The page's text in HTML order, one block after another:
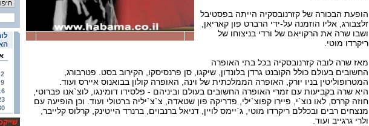
2
9
הופעת הבכורה של קזרנובסקיה הייתה בפסטיבל
זלצבורג, אליו הוזמנה על-ידי הרברט פון קאריאן,
ושבו שרה את הרקויאם של ורדי בניצוחו של
ריקרדו מוטי.
מאז שרה לובה קזרנובסקיה בכל בתי האופרה
החשובים בעולם כולל הקובנט גרדן בלונדון, שיקגו, סן פרנסיסקו, הקירוב בסט. פטרבורג,
המטרופוליטין בניו יורק, האופרה הממלכתית של וינה, האופרה קולון בבואנוס איירס ועוד.
היא שרה בקביעות עם זמרי האופרה החשובים בעולם וביניהם - פלסידו דומינגו, לוצ`אנו פברוטי,
חוזה קררס, לאו נוצ`י, פיירו קפוצ`ילי, פדריקה פון שטאדה, צ`צ`יליה ברטולי ועוד. וכן הופיעה עם
מנצחים רבים ובכללם ריקרדו מוטי, ג`יימס לויין, דניאל ברנבוים, ברנרד הייטינק, קרלוס קלייבר,
ולרי גרגייב ועוד.